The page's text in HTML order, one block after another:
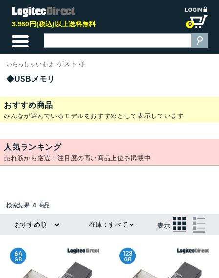
3,980円(税込)以上送料無料 0
いらっしゃいませ ゲスト 様
USBメモリ
おすすめ商品
みんなが選んでいるモデルをおすすめとして表示しています
人気ランキング
売れ筋から厳選！注目度の高い商品上位を掲載中
表示
検索結果 4 商品